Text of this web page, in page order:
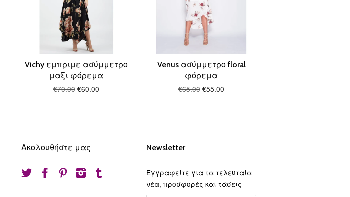
Vichy εμπριμε ασύμμετρο
μαξι φόρεμα
€70.00 €60.00
Venus ασύμμετρο floral
φόρεμα
€65.00 €55.00
Ακολουθήστε μας
Twitter FacebookPinterestInstagram
Newsletter
Εγγραφείτε για τα τελευταία
νέα, προσφορές και τάσεις